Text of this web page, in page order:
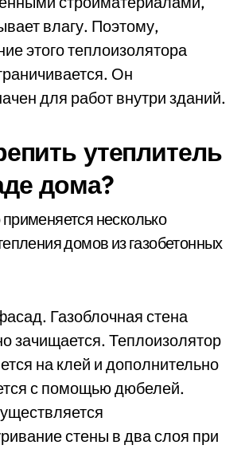
влагу. Поэтому,
этого теплоизолятора
Он
для работ внутри зданий.
утеплитель
дома?
несколько
домов из газобетонных
Газоблочная стена
зачищается. Теплоизолятор
на клей и дополнительно
с помощью дюбелей.
стены в два слоя при